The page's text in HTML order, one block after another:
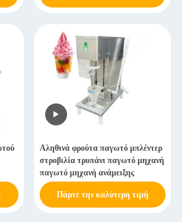
Αληθινά φρούτα παγωτό μπλέντερ
στροβιλία τρυπάνι παγωτό μηχανή
παγωτό μηχανή ανάμειξης
Πάρτε την καλύτερη τιμή